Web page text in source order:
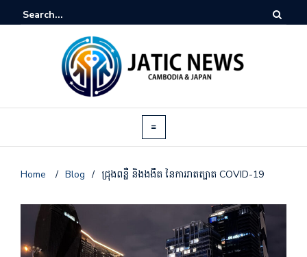
Home / Blog / ជ្រុងពន្លឺ និងងងឹត នៃការរាតត្បាត COVID-19